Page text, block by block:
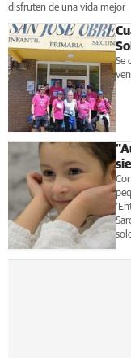
disfruten de una vida mejor
Se